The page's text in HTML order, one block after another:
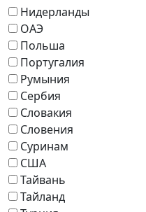
Нидерланды
ОАЭ
Польша
Португалия
Румыния
Сербия
Словакия
Словения
Суринам
США
Тайвань
Тайланд